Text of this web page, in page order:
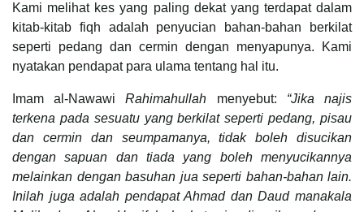
Kami melihat kes yang paling dekat yang terdapat dalam
kitab-kitab fiqh adalah penyucian bahan-bahan berkilat
seperti pedang dan cermin dengan menyapunya. Kami
nyatakan pendapat para ulama tentang hal itu.
Imam al-NawawiRahimahullah menyebut: “Jika najis
terkena pada sesuatu yang berkilat seperti pedang, pisau
dan cermin dan seumpamanya, tidak boleh disucikan
dengan sapuan dan tiada yang boleh menyucikannya
melainkan dengan basuhan jua seperti bahan-bahan lain.
Inilah juga adalah pendapat Ahmad dan Daud manakala